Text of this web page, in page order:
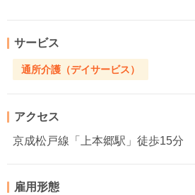
サービス
通所介護（デイサービス）
アクセス
京成松戸線「上本郷駅」徒歩15分
雇用形態